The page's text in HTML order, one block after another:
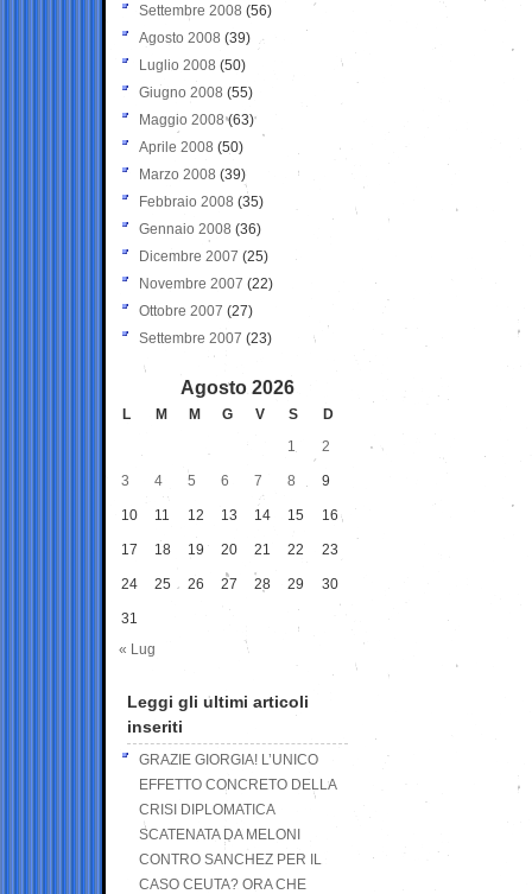
Settembre 2008 (56)
Agosto 2008 (39)
Luglio 2008 (50)
Giugno 2008 (55)
Maggio 2008(63)
Aprile 2008 (50)
Marzo 2008 (39)
Febbraio 2008 (35)
Gennaio 2008 (36)
Dicembre 2007 (25)
Novembre 2007 (22)
Ottobre 2007 (27)
Settembre 2007 (23)
Agosto 2026
L M M G V S
D
1
2
3 4 5 6 7 8 9
10 11 12 13 14 15 16
17 18 19 20 21 22 23
24 25 26 27 28 29 30
31
« Lug
Leggi gli ultimi articoli
inseriti
GRAZIE GIORGIA! L’UNICO
EFFETTO CONCRETO DELLA
CRISI DIPLOMATICA
SCATENATA DA MELONI
CONTRO SANCHEZ PER IL
CASO CEUTA? ORA CHE